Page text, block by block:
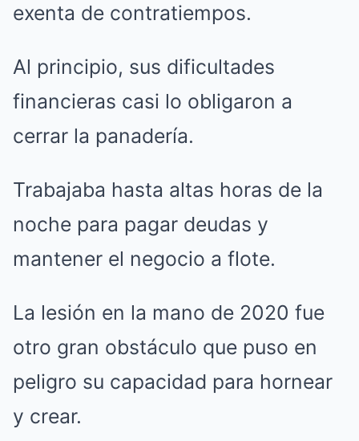
exenta de contratiempos.
Al principio, sus dificultades
financieras casi lo obligaron a
cerrar la panadería.
Trabajaba hasta altas horas de la
noche para pagar deudas y
mantener el negocio a flote.
La lesión en la mano de 2020 fue
otro gran obstáculo que puso en
peligro su capacidad para hornear
y crear.